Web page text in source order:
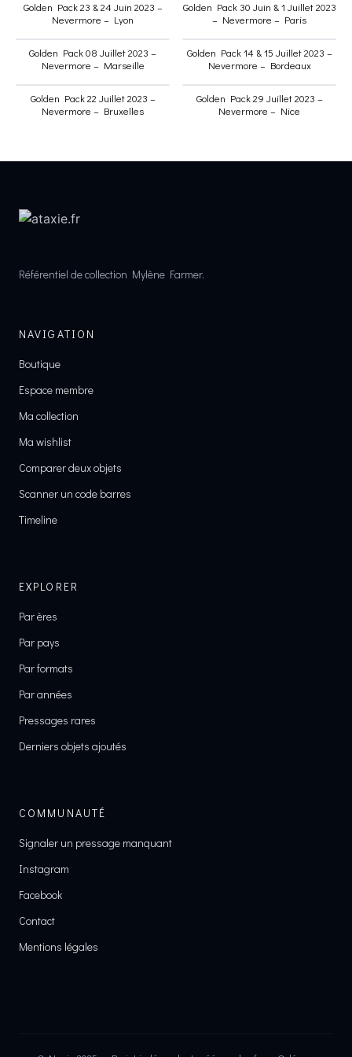
Golden Pack 23 & 24 Juin 2023 –
Nevermore – Lyon
Golden Pack 30 Juin & 1 Juillet 2023
– Nevermore – Paris
Golden Pack 08 Juillet 2023 –
Nevermore – Marseille
Golden Pack 14 & 15 Juillet 2023 –
Nevermore – Bordeaux
Golden Pack 22 Juillet 2023 –
Nevermore – Bruxelles
Golden Pack 29 Juillet 2023 –
Nevermore – Nice
Référentiel de collection Mylène Farmer.
NAVIGATION
Boutique
Espace membre
Ma collection
Ma wishlist
Comparer deux objets
Scanner un code barres
Timeline
EXPLORER
Par ères
Par pays
Par formats
Par années
Pressages rares
Derniers objets ajoutés
COMMUNAUTÉ
Signaler un pressage manquant
Instagram
Facebook
Contact
Mentions légales